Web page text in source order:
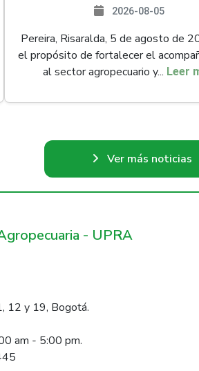
2026-08-05
Pereira, Risaralda, 5 de agosto de
el propósito de fortalecer el
al sector agropecuario y... Leer
Ver más noticias
- UPRA
12 y 19, Bogotá.
am - 5:00 pm.